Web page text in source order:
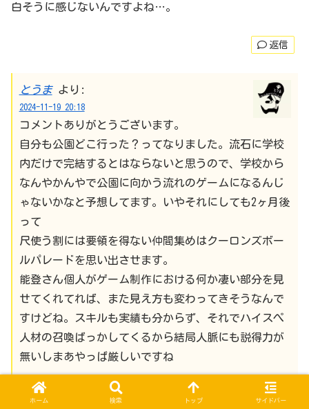
白そうに感じないんですよね…。
返信
とうま より:
2024-11-19 20:18
コメントありがとうございます。
自分も公園どこ行った？ってなりました。流石に学校
内だけで完結するとはならないと思うので、学校から
なんやかんやで公園に向かう流れのゲームになるんじ
ゃないかなと予想してます。いやそれにしても2ヶ月後
って
尺使う割には要領を得ない仲間集めはクーロンズボー
ルパレードを思い出させます。
能登さん個人がゲーム制作における何か凄い部分を見
せてくれてれば、また見え方も変わってきそうなんで
すけどね。スキルも実績も分からず、それでハイスぺ
人材の召喚ばっかしてくるから結局人脈にも説得力が
無いしまあやっぱ厳しいですね
返信
ホーム 検索 トップ サイドバー